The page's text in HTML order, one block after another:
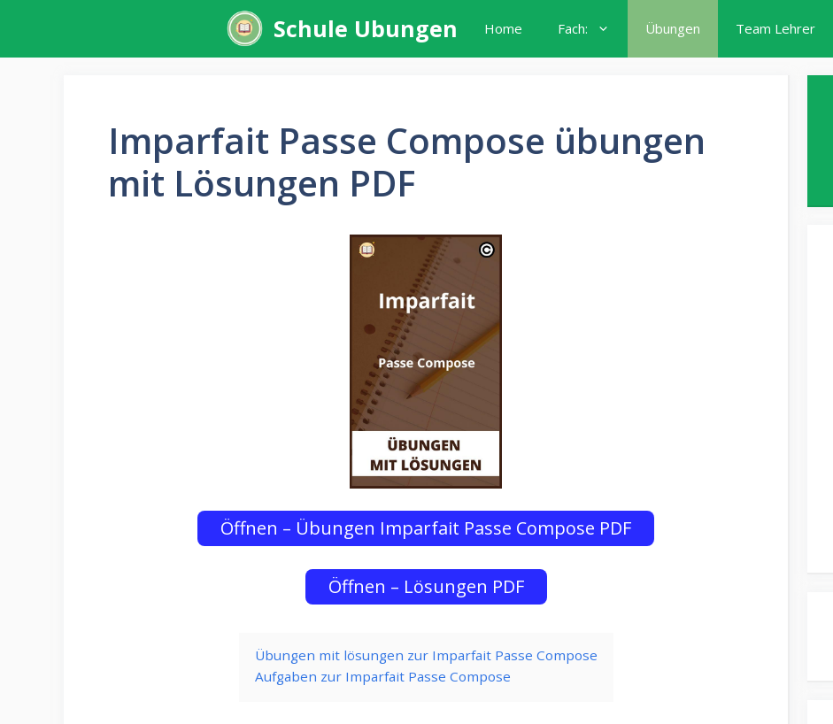
springen
Schule Ubungen Home Fach: Übungen Team Lehrer
Imparfait Passe Compose übungen
mit Lösungen PDF
Öffnen – Übungen Imparfait Passe Compose PDF
Öffnen – Lösungen PDF
Übungen mit lösungen zur Imparfait Passe Compose
Aufgaben zur Imparfait Passe Compose